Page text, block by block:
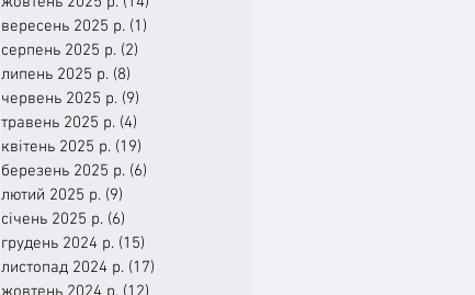
вересень 2025 р. (1)
серпень 2025 р. (2)
липень 2025 р. (8)
червень 2025 р. (9)
травень 2025 р. (4)
квітень 2025 р. (19)
березень 2025 р. (6)
лютий 2025 р. (9)
січень 2025 р. (6)
грудень 2024 р. (15)
листопад 2024 р. (17)